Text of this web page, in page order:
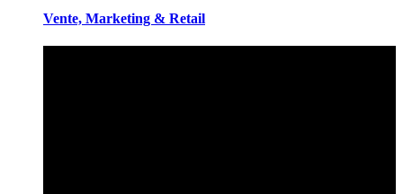
Vente, Marketing & Retail